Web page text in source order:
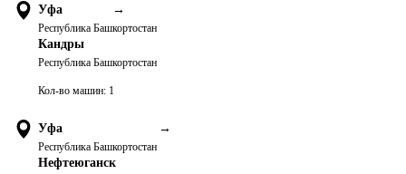
Уфа →
Республика Башкортостан
Кандры
Республика Башкортостан
Кол-во машин: 1
Уфа →
Республика Башкортостан
Нефтеюганск